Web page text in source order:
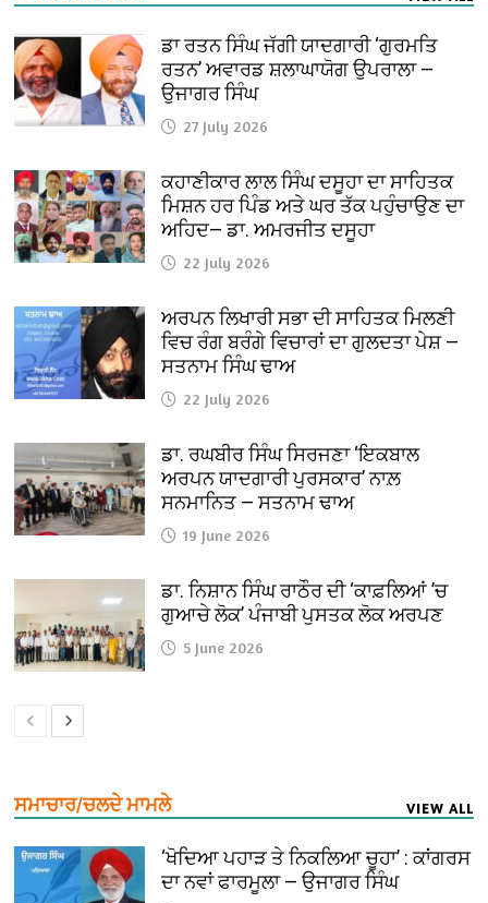
ਡਾ ਰਤਨ ਸਿੰਘ ਜੱਗੀ ਯਾਦਗਾਰੀ ‘ਗੁਰਮਤਿ
ਰਤਨ’ ਅਵਾਰਡ ਸ਼ਲਾਘਾਯੋਗ ਉਪਰਾਲਾ —
ਉਜਾਗਰ ਸਿੰਘ
27 July 2026
ਕਹਾਣੀਕਾਰ ਲਾਲ ਸਿੰਘ ਦਸੂਹਾ ਦਾ ਸਾਹਿਤਕ
ਮਿਸ਼ਨ ਹਰ ਪਿੰਡ ਅਤੇ ਘਰ ਤੱਕ ਪਹੁੰਚਾਉਣ ਦਾ
ਅਹਿਦ— ਡਾ. ਅਮਰਜੀਤ ਦਸੂਹਾ
22 July 2026
ਅਰਪਨ ਲਿਖਾਰੀ ਸਭਾ ਦੀ ਸਾਹਿਤਕ ਮਿਲਣੀ
ਵਿਚ ਰੰਗ ਬਰੰਗੇ ਵਿਚਾਰਾਂ ਦਾ ਗੁਲਦਤਾ ਪੇਸ਼ —
ਸਤਨਾਮ ਸਿੰਘ ਢਾਅ
22 July 2026
ਡਾ. ਰਘਬੀਰ ਸਿੰਘ ਸਿਰਜਣਾ ‘ਇਕਬਾਲ
ਅਰਪਨ ਯਾਦਗਾਰੀ ਪੁਰਸਕਾਰ’ ਨਾਲ਼
ਸਨਮਾਨਿਤ — ਸਤਨਾਮ ਢਾਅ
19 June 2026
ਡਾ. ਨਿਸ਼ਾਨ ਸਿੰਘ ਰਾਠੌਰ ਦੀ ‘ਕਾਫ਼ਲਿਆਂ ’ਚ
ਗੁਆਚੇ ਲੋਕ’ ਪੰਜਾਬੀ ਪੁਸਤਕ ਲੋਕ ਅਰਪਣ
5 June 2026
ਸਮਾਚਾਰ/ਚਲਦੇ ਮਾਮਲੇ VIEW ALL
‘ਖੋਦਿਆ ਪਹਾੜ ਤੇ ਨਿਕਲਿਆ ਚੂਹਾ’ : ਕਾਂਗਰਸ
ਦਾ ਨਵਾਂ ਫਾਰਮੂਲਾ — ਉਜਾਗਰ ਸਿੰਘ